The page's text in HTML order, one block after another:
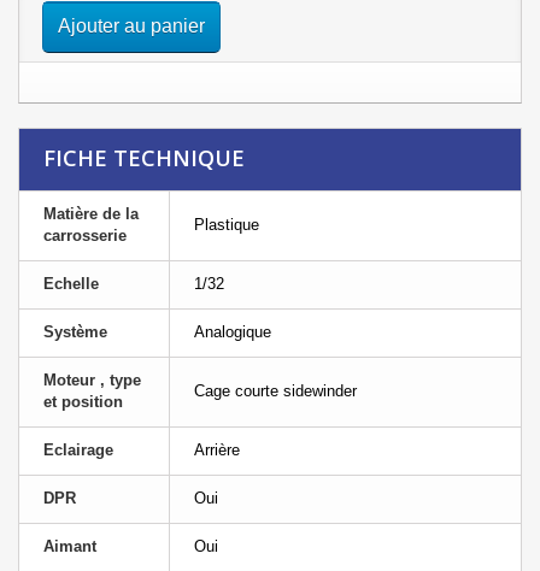
Ajouter au panier
FICHE TECHNIQUE
Matière de la
carrosserie
Plastique
Echelle 1/32
Système Analogique
Moteur , type
et position
Cage courte sidewinder
Eclairage Arrière
DPR Oui
Aimant Oui